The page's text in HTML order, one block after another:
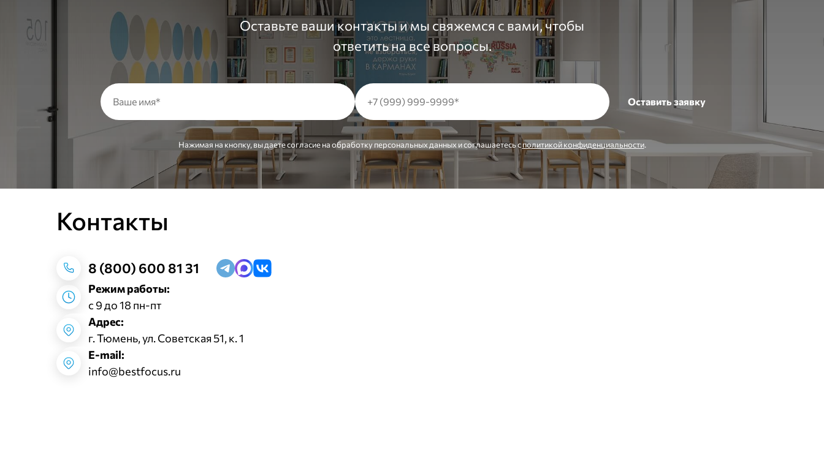
Оставьте ваши контакты и мы свяжемся с вами, чтобы
ответить на все вопросы.
Нажимая на кнопку, вы даете согласие на обработку персональных данных и соглашаетесь cполитикой конфиденциальности.
Контакты
8 (800) 600 81 31
Режим работы:
с 9 до 18 пн-пт
Адрес:
г. Тюмень, ул. Советская 51, к. 1
E-mail:
info@bestfocus.ru